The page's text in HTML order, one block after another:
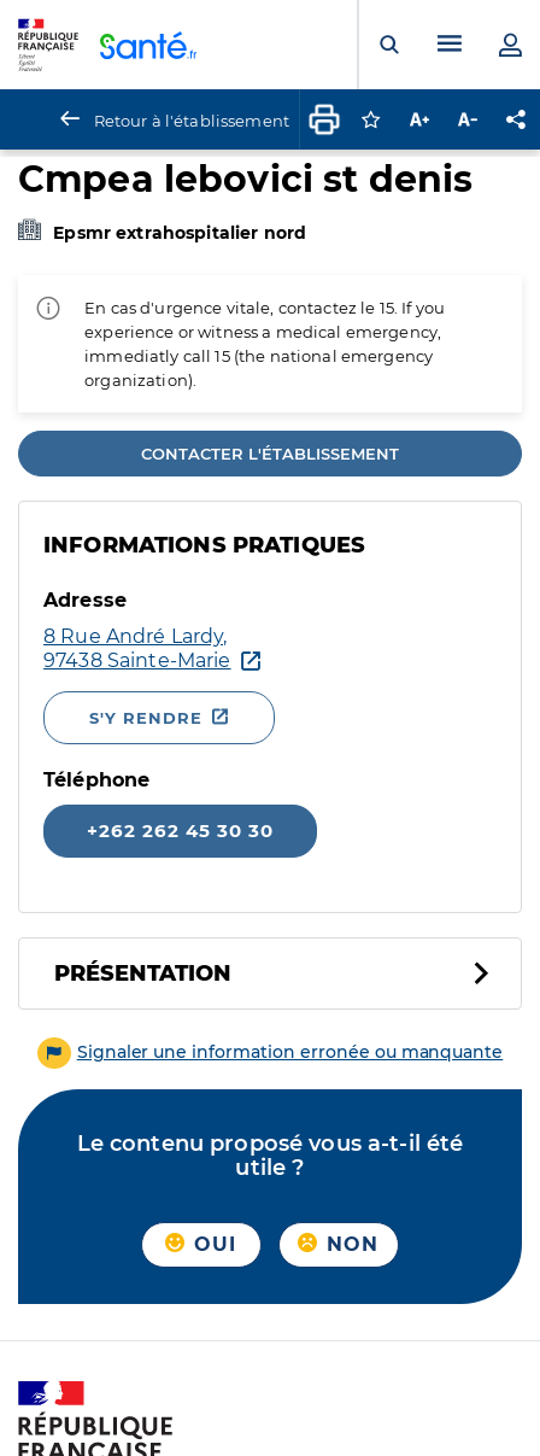
Ouvrir laMenu
Retour à l'établissement Connectez-vous
Augmenter la
Cmpea lebovici st denis
Epsmr extrahospitalier nord
En cas d'urgence vitale, contactez le 15. If you
experience or witness a medical emergency,
immediatly call 15 (the national emergency
organization).
CONTACTER L'ÉTABLISSEMENT
INFORMATIONS PRATIQUES
Adresse
8 Rue André Lardy,
97438 Sainte-Marie
S'Y RENDRE
Téléphone
+262 262 45 30 30
PRÉSENTATION
Signaler une information erronée ou manquante
Le contenu proposé vous a-t-il été
utile ?
OUI NON